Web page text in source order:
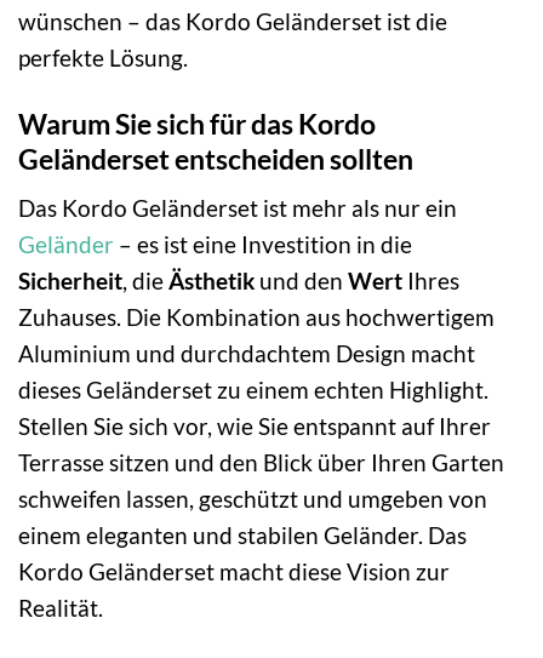
wünschen – das Kordo Geländerset ist die
perfekte Lösung.
Warum Sie sich für das Kordo
Geländerset entscheiden sollten
Das Kordo Geländerset ist mehr als nur ein
Geländer – es ist eine Investition in die
Sicherheit, dieÄsthetik und den Wert Ihres
Zuhauses. Die Kombination aus hochwertigem
Aluminium und durchdachtem Design macht
dieses Geländerset zu einem echten Highlight.
Stellen Sie sich vor, wie Sie entspannt auf Ihrer
Terrasse sitzen und den Blick über Ihren Garten
schweifen lassen, geschützt und umgeben von
einem eleganten und stabilen Geländer. Das
Kordo Geländerset macht diese Vision zur
Realität.